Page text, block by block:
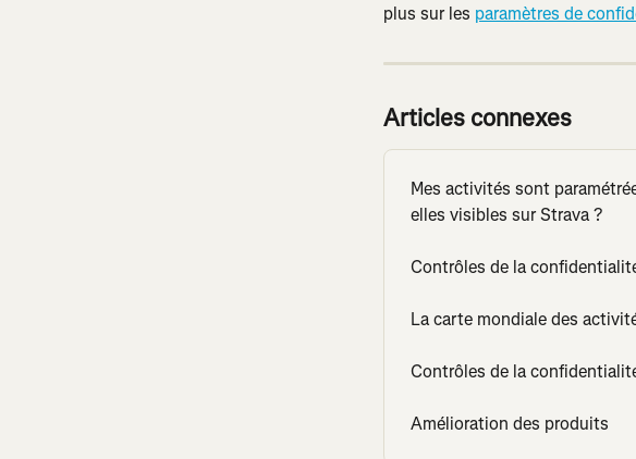
plus sur les paramètres de
Articles connexes
Mes activités sont
elles visibles sur Strava ?
Contrôles de la
La carte mondiale des
Contrôles de la
Amélioration des produits